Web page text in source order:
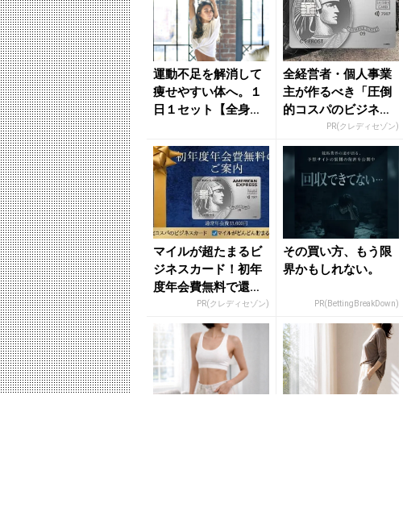
運動不足を解消して
痩せやすい体へ。１
日１セット【全身の
単習慣 ...
全経営者・個人事業
主が作るべき「圧倒
的コスパのビジネス
カード」PR(クレディセゾン)
マイルが超たまるビ
ジネスカード！初年
度年会費無料で還元
率最大1.125%PR(クレディセゾン)
その買い方、もう限
界かもしれない。
PR(BettingBreakDown)